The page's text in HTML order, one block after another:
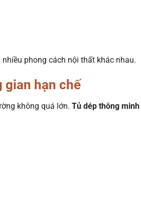
phong cách nội thất khác nhau.
gian hạn chế
không quá lớn. Tủ dép thông